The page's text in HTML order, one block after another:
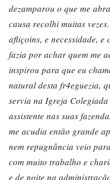
dezamparou o que me
causa recolhi muitas
afliçoins, e necessidade, e
fazia por achar quem me
inspirou para que eu
natural desta fr4eguezia,
servia na Igreja
assistente nas suas
me acudia então grande
nem repugnância veio
com muito trabalho e
e de noite na